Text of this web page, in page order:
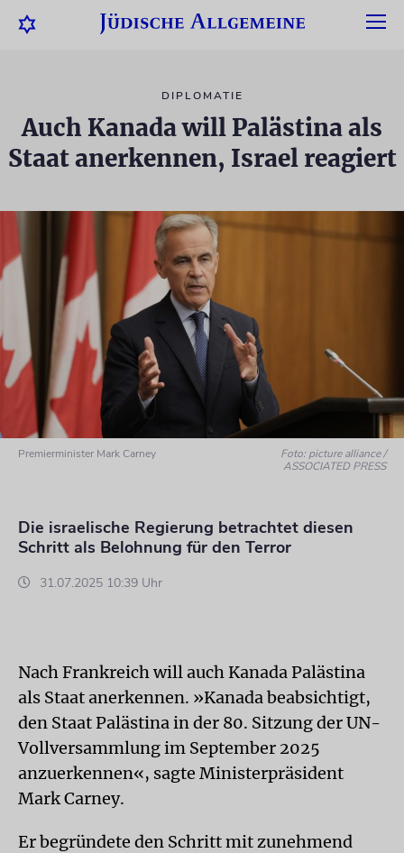
DIPLOMATIE
Auch Kanada will Palästina als
Staat anerkennen, Israel reagiert
Premierminister Mark Carney
Foto: picture alliance /
ASSOCIATED PRESS
Die israelische Regierung betrachtet diesen
Schritt als Belohnung für den Terror
31.07.2025 10:39 Uhr
Nach Frankreich will auch Kanada Palästina
als Staat anerkennen. »Kanada beabsichtigt,
den Staat Palästina in der 80. Sitzung der UN-
Vollversammlung im September 2025
anzuerkennen«, sagte Ministerpräsident
Mark Carney.
Er begründete den Schritt mit zunehmend